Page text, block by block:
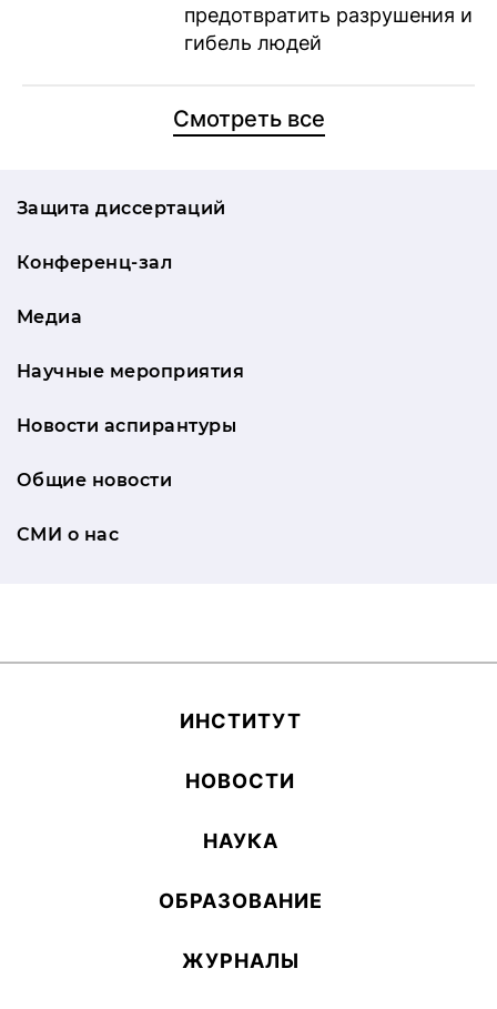
предотвратить разрушения и
гибель людей
Смотреть все
Защита диссертаций
Конференц-зал
Медиа
Научные мероприятия
Новости аспирантуры
Общие новости
СМИ о нас
ИН­СТИ­ТУТ
НОВОСТИ
НАУКА
ОБ­РА­ЗОВА­НИЕ
ЖУРНАЛЫ